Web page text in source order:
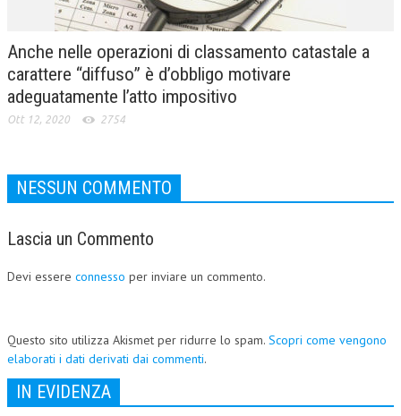
Anche nelle operazioni di classamento catastale a
carattere “diffuso” è d’obbligo motivare
adeguatamente l’atto impositivo
Ott 12, 2020 2754
NESSUN COMMENTO
Lascia un Commento
Devi essere connesso per inviare un commento.
Questo sito utilizza Akismet per ridurre lo spam. Scopri come vengono
elaborati i dati derivati dai commenti.
IN EVIDENZA